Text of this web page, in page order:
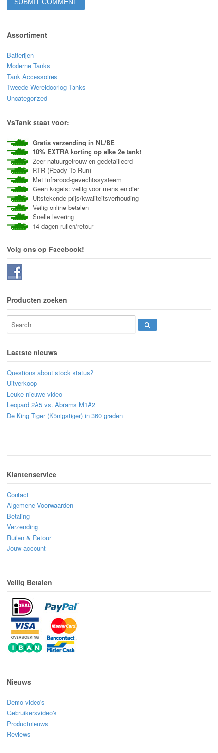
Assortiment
Batterijen
Moderne Tanks
Tank Accessoires
Tweede Wereldoorlog Tanks
Uncategorized
VsTank staat voor:
Gratis verzending in NL/BE
10% EXTRA korting op elke 2e tank!
Zeer natuurgetrouw en gedetailleerd
RTR (Ready To Run)
Met infrarood-gevechtssysteem
Geen kogels: veilig voor mens en dier
Uitstekende prijs/kwaliteitsverhouding
Veilig online betalen
Snelle levering
14 dagen ruilen/retour
Volg ons op Facebook!
Producten zoeken
Laatste nieuws
Questions about stock status?
Uitverkoop
Leuke nieuwe video
Leopard 2A5 vs. Abrams M1A2
De King Tiger (Königstiger) in 360 graden
Klantenservice
Contact
Algemene Voorwaarden
Betaling
Verzending
Ruilen & Retour
Jouw account
Veilig Betalen
Nieuws
Demo-video's
Gebruikersvideo's
Productnieuws
Reviews